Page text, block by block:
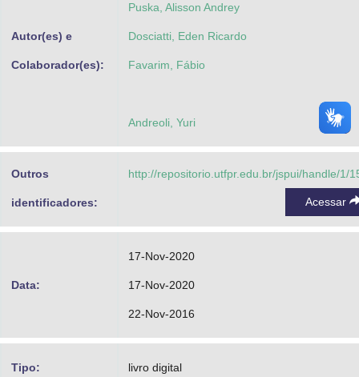
Autor(es) e
Colaborador(es):
Puska, Alisson Andrey
Dosciatti, Eden Ricardo
Favarim, Fábio
Andreoli, Yuri
Outros
identificadores:
http://repositorio.utfpr.edu.br/jspui/handle/1/
Acessar
Data:
17-Nov-2020
17-Nov-2020
22-Nov-2016
Tipo: livro digital